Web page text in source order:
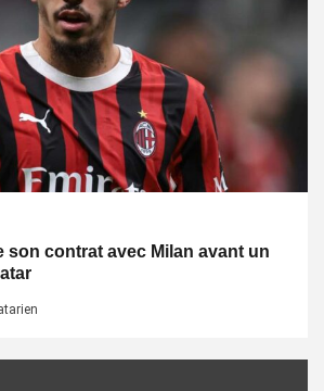
son contrat avec Milan avant un